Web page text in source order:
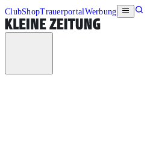
ClubShopTrauerportalWerbung